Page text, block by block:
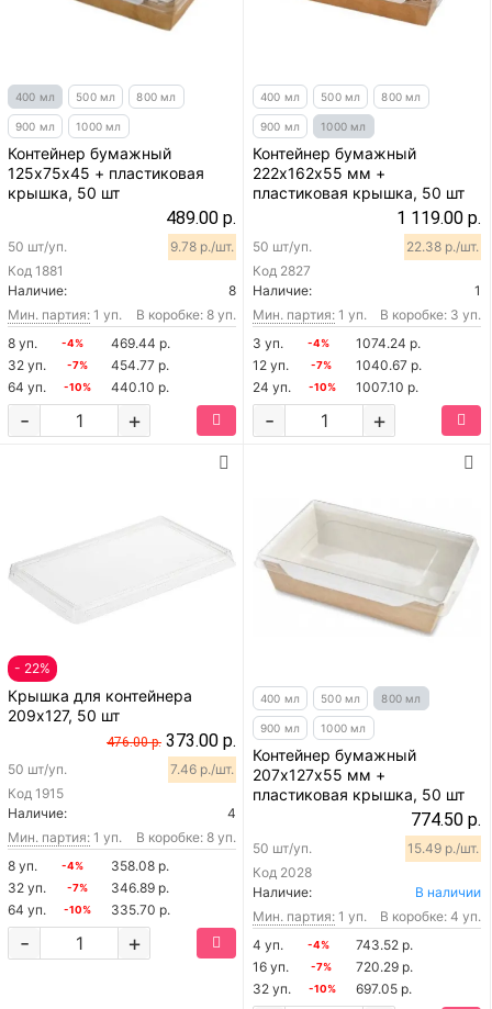
400 мл 500 мл 800 мл
900 мл 1000 мл
Контейнер бумажный
125х75х45 + пластиковая
крышка, 50 шт
489.00 р.
Код 1881
50 шт/уп. 9.78 р./шт.
Наличие:
8
Мин. партия: 1 уп.
В коробке: 8 уп.
8 уп.
-4%
469.44 р.
32 уп.
-7%
454.77 р.
64 уп.
-10% 440.10 р.
+
-
400 мл 500 мл 800 мл
900 мл 1000 мл
Контейнер бумажный
222х162х55 мм +
пластиковая крышка, 50 шт
1 119.00 р.
Код 2827
50 шт/уп. 22.38 р./шт.
Наличие:
1
Мин. партия: 1 уп.
В коробке: 3 уп.
3 уп.
-4%
1074.24 р.
12 уп.
-7%
1040.67 р.
24 уп.
-10% 1007.10 р.
+
-
- 22%
Крышка для контейнера
209х127, 50 шт
476.00 р. 373.00 р.
Код 1915
50 шт/уп. 7.46 р./шт.
Наличие:
4
Мин. партия: 1 уп.
В коробке: 8 уп.
8 уп.
-4%
358.08 р.
32 уп.
-7%
346.89 р.
64 уп.
-10% 335.70 р.
+
-
400 мл 500 мл 800 мл
900 мл 1000 мл
Контейнер бумажный
207х127х55 мм +
пластиковая крышка, 50 шт
774.50 р.
Код 2028
50 шт/уп. 15.49 р./шт.
Наличие:
В наличии
Мин. партия: 1 уп.
В коробке: 4 уп.
4 уп.
-4%
743.52 р.
16 уп.
-7%
720.29 р.
32 уп.
-10% 697.05 р.